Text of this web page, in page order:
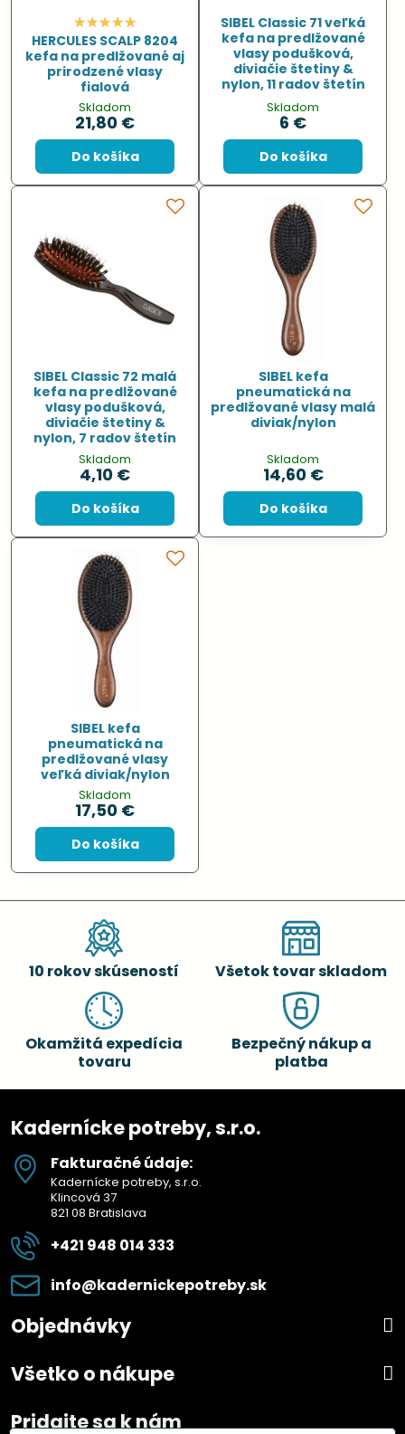
HERCULES SCALP 8204
kefa na predlžované aj
prirodzené vlasy
fialová
Skladom
21,80 €
Do košíka
SIBEL Classic 71 veľká
kefa na predlžované
vlasy podušková,
diviačie štetiny &
nylon, 11 radov štetín
Skladom
6 €
Do košíka
SIBEL Classic 72 malá
kefa na predlžované
vlasy podušková,
diviačie štetiny &
nylon, 7 radov štetín
Skladom
4,10 €
Do košíka
SIBEL kefa
pneumatická na
predlžované vlasy malá
diviak/nylon
Skladom
14,60 €
Do košíka
SIBEL kefa
pneumatická na
predlžované vlasy
veľká diviak/nylon
Skladom
17,50 €
Do košíka
10 rokov skúseností Všetok tovar skladom
Okamžitá expedícia
tovaru
Bezpečný nákup a
platba
Kadernícke potreby, s.r.o.
Fakturačné údaje:
Kadernícke potreby, s.r.o.
Klincová 37
821 08 Bratislava
+421 948 014 333
info​@kadernickepotreby​.sk
Objednávky
Všetko o nákupe
Pridajte sa k nám